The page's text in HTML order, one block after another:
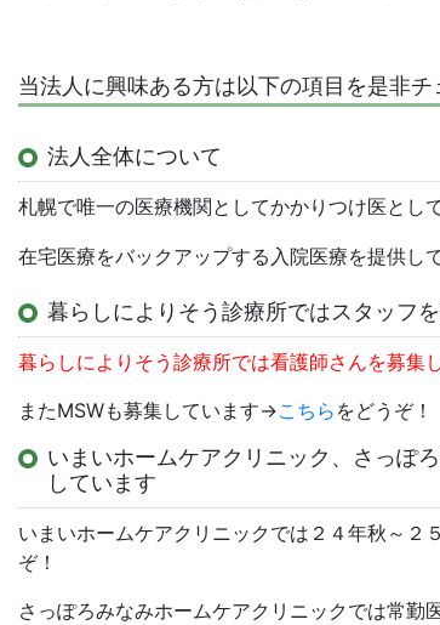
当法人に興味ある方は以下の項目を是非チ
法人全体について
札幌で唯一の医療機関としてかかりつけ医と
在宅医療をバックアップする入院医療を提供し
暮らしによりそう診療所ではスタッフを
暮らしによりそう診療所では看護師さんを募集
またMSWも募集しています→こちら をどうぞ！
いまいホームケアクリニック、さっぽ
しています
いまいホームケアクリニックでは２４年秋～
ぞ！
さっぽろみなみホームケアクリニックでは常勤